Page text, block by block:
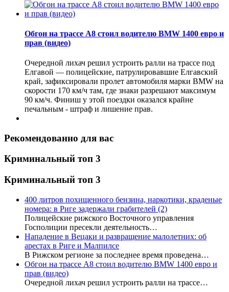
Обгон на трассе А8 стоил водителю BMW 1400 евро и
прав (видео)
Очередной лихач решил устроить ралли на трассе под
Елгавой — полицейские, патрулировавшие Елгавский
край, зафиксировали пролет автомобиля марки BMW на
скорости 170 км/ч там, где знаки разрешают максимум
90 км/ч. Финиш у этой поездки оказался крайне
печальным - штраф и лишение прав.
Рекомендованно для вас
Криминальный топ 3
Криминальный топ 3
400 литров похищенного бензина, наркотики, краденые
номера: в Риге задержали грабителей (2)
Полицейские рижского Восточного управления
Госполиции пресекли деятельность…
Нападение в Вецаки и развращение малолетних: об
арестах в Риге и Малпилсе
В Рижском регионе за последнее время проведена…
Обгон на трассе А8 стоил водителю BMW 1400 евро и
прав (видео)
Очередной лихач решил устроить ралли на трассе…